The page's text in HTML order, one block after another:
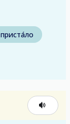
приста́ло